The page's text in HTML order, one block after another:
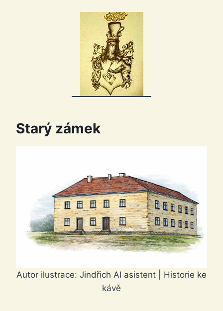
Starý zámek
Autor ilustrace: Jindřich AI asistent | Historie ke
kávě